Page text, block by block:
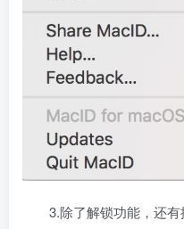
3.除了解锁功能，还